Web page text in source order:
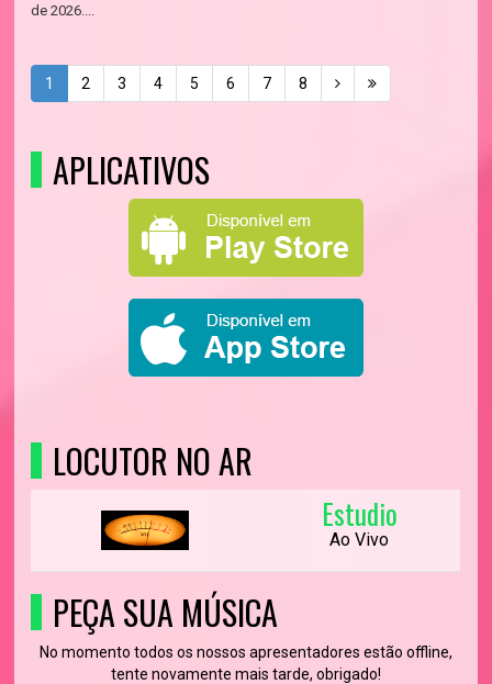
de 2026....
1 2 3 4 5 6 7 8
APLICATIVOS
LOCUTOR NO AR
Estudio
Ao Vivo
PEÇA SUA MÚSICA
No momento todos os nossos apresentadores estão offline,
tente novamente mais tarde, obrigado!